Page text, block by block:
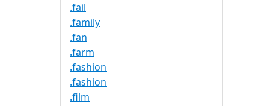
.fail
.family
.fan
.farm
.fashion
.fashion
.film